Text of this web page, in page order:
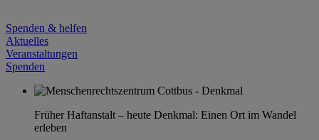
Spenden & helfen
Aktuelles
Veranstaltungen
Spenden
Früher Haftanstalt – heute Denkmal: Einen Ort im Wandel
erleben